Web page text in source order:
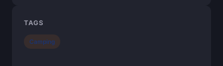
TAGS
Camping